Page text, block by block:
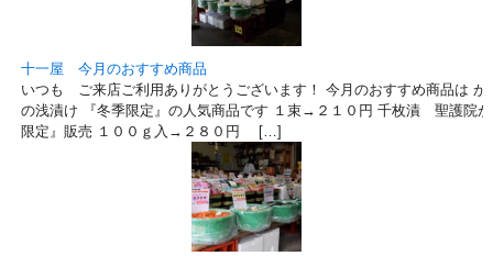
十一屋 今月のおすすめ商品
いつも ご来店ご利用ありがとうございます！ 今月のおすすめ商品は
の浅漬け 『冬季限定』の人気商品です １束→２１０円 千枚漬 聖護院
限定』販売 １００ｇ入→２８０円 […]